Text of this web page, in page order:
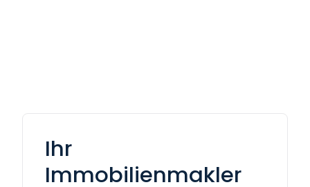
Ihr
Immobilienmakler